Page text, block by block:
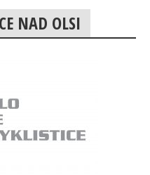
NAD OLSI